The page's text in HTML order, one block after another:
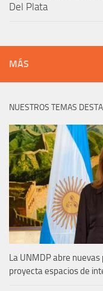
Del Plata
MÁS
NUESTROS TEMAS
La UNMDP abre
proyecta espacios de